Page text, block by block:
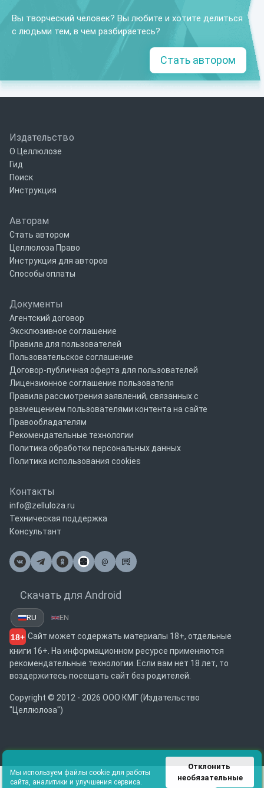
Вы творческий человек? Вы любите и хотите делиться
с людьми тем, в чем разбираетесь?
Стать автором
Издательство
О Целлюлозе
Гид
Поиск
Инструкция
Авторам
Стать автором
Целлюлоза Право
Инструкция для авторов
Способы оплаты
Документы
Агентский договор
Эксклюзивное соглашение
Правила для пользователей
Пользовательское соглашение
Договор-публичная оферта для пользователей
Лицензионное соглашение пользователя
Правила рассмотрения заявлений, связанных с
размещением пользователями контента на сайте
Правообладателям
Рекомендательные технологии
Политика обработки персональных данных
Политика использования cookies
Контакты
info@zelluloza.ru
Техническая поддержка
Консультант
@
Почта
Скачать для Android
RU EN
18+ Сайт может содержать материалы 18+, отдельные
книги 16+. На информационном ресурсе применяются
рекомендательные технологии. Если вам нет 18 лет, то
воздержитесь посещать сайт без родителей.
Copyright © 2012 - 2026 ООО КМГ (Издательство
"Целлюлоза")
Мы используем файлы cookie для работы
сайта, аналитики и улучшения сервиса.
Отклонить
необязательные